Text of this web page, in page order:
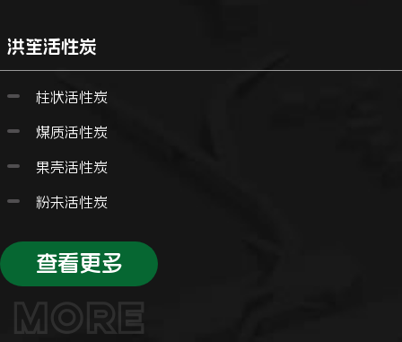
洪笙活性炭
柱状活性炭
煤质活性炭
果壳活性炭
粉未活性炭
查看更多
MORE